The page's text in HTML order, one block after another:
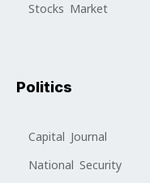
Stocks Market
Politics
Capital Journal
National Security